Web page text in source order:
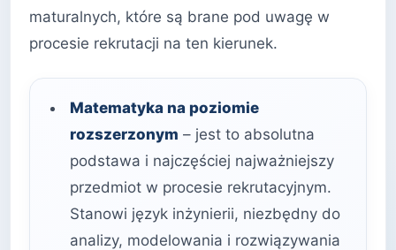
maturalnych, które są brane pod uwagę w
procesie rekrutacji na ten kierunek.
Matematyka na poziomie
rozszerzonym – jest to absolutna
podstawa i najczęściej najważniejszy
przedmiot w procesie rekrutacyjnym.
Stanowi język inżynierii, niezbędny do
analizy, modelowania i rozwiązywania